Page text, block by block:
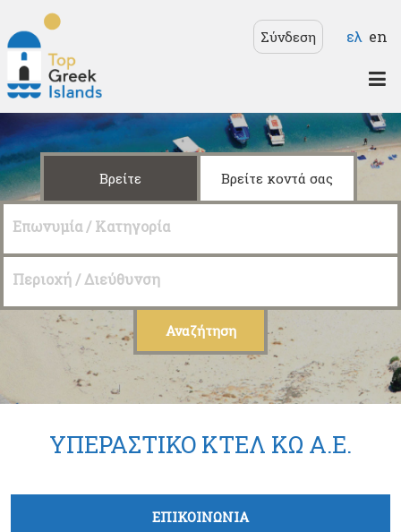
κυρίως περιεχόμενο
Top
Greek
Islands
Σύνδεση ελ en
Βρείτε Βρείτε κοντά σας
Επωνυμία / Κατηγορία
Περιοχή / Διεύθυνση
ΥΠΕΡΑΣΤΙΚΟ ΚΤΕΛ ΚΩ Α.Ε.
Tabs group καταχώρησης
ΕΠΙΚΟΙΝΩΝΙΑ(ενεργή καρτέλα)